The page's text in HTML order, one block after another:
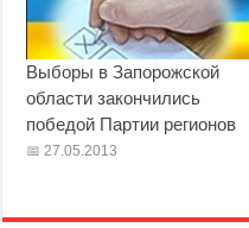
Выборы в Запорожской
области закончились
победой Партии регионов
27.05.2013